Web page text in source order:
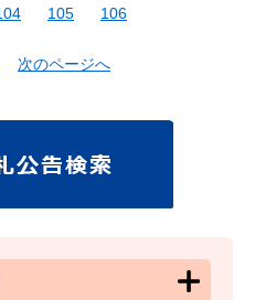
105 106
次のページへ